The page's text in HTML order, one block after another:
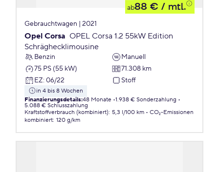
ab88 € / mtl.
Gebrauchtwagen | 2021
Opel Corsa OPEL Corsa 1.2 55kW Edition
Schräghecklimousine
Benzin
Manuell
75 PS (55 kW)
71.308 km
EZ: 06/22 Stoff
in 4 bis 8 Wochen
Finanzierungsdetails:48 Monate 1.938 € Sonderzahlung
5.088 € Schlusszahlung
Kraftstoffverbrauch (kombiniert): 5,3 l/100 km
CO₂-Emissionen
kombiniert: 120 g/km